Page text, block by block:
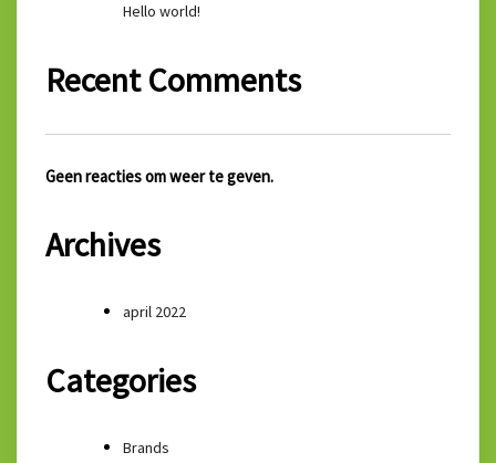
Hello world!
Recent Comments
Geen reacties om weer te geven.
Archives
april 2022
Categories
Brands